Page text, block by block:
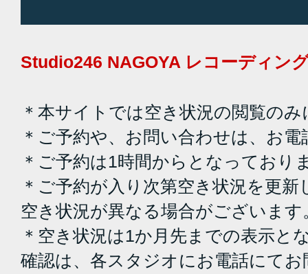
Studio246 NAGOYA レコーディン
＊本サイトでは空き状況の閲覧の
＊ご予約や、お問い合わせは、お
＊ご予約は1時間からとなっており
＊ご予約が入り次第空き状況を更
空き状況が異なる場合がございます
＊空き状況は1か月先までの表示と
確認は、各スタジオにお電話にて